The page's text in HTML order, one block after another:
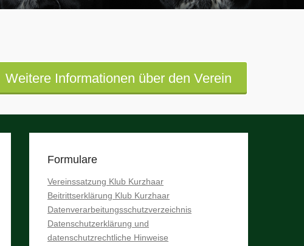
Weitere Informationen über den Verein
Formulare
Vereinssatzung Klub Kurzhaar
Beitrittserklärung Klub Kurzhaar
Datenverarbeitungsschutzverzeichnis
Datenschutzerklärung und
datenschutzrechtliche Hinweise